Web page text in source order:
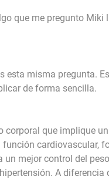
que me pregunto Miki
esta misma pregunta.
de forma sencilla.
corporal que implique
cardiovascular,
mejor control del
A diferencia